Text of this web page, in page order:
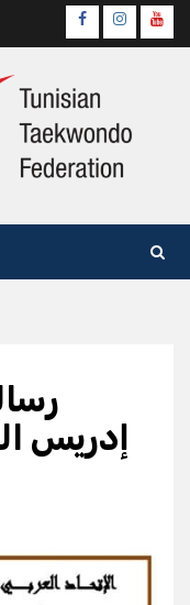
Page
Officielle
Instagram
إدريس